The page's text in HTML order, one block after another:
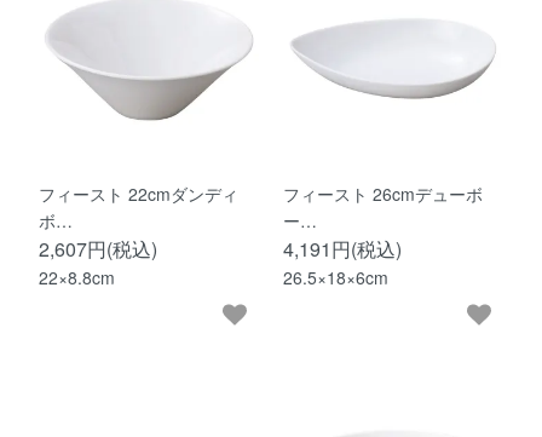
フィースト 22cmダンディ
ボ…
2,607円(税込)
22×8.8cm
フィースト 26cmデューボ
ー…
4,191円(税込)
26.5×18×6cm